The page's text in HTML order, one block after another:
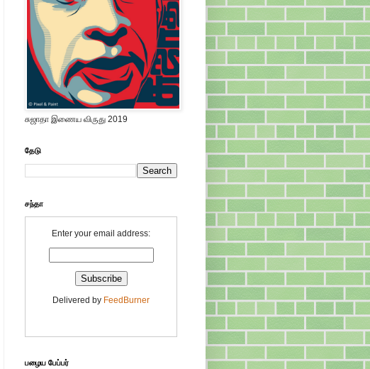
சுஜாதா இணைய விருது 2019
தேடு
சந்தா
Enter your email address:
Delivered by FeedBurner
பழைய பேப்பர்